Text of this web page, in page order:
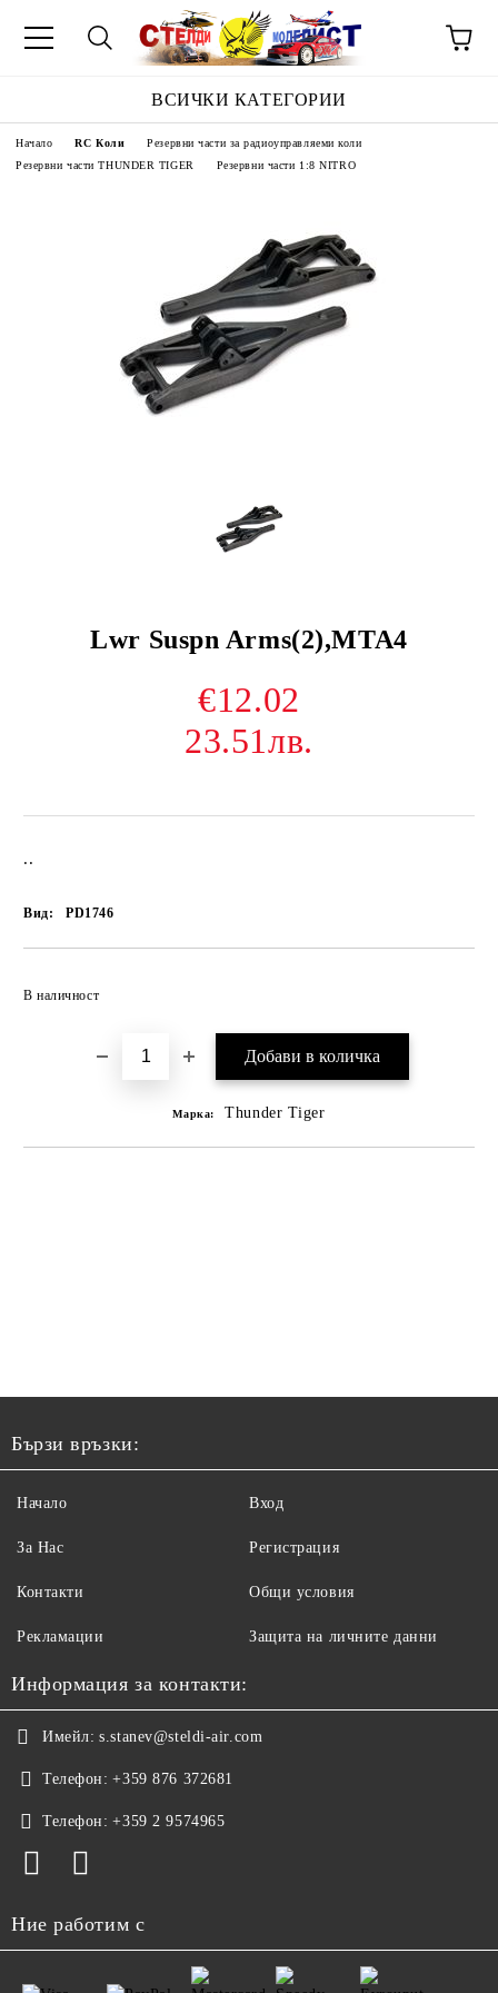
ВСИЧКИ КАТЕГОРИИ
Начало RC Коли
Резервни части за радиоуправляеми коли
Резервни части THUNDER TIGER
Резервни части 1:8 NITRO
Lwr Suspn Arms(2),MTA4
€12.02
23.51лв.
..
Вид: PD1746
В наличност
Марка: Thunder Tiger
Бързи връзки:
Начало
За Нас
Контакти
Рекламации
Вход
Регистрация
Общи условия
Защита на личните данни
Информация за контакти:
Имейл: s.stanev@steldi-air.com
Телефон: +359 876 372681
Телефон: +359 2 9574965
Ние работим с